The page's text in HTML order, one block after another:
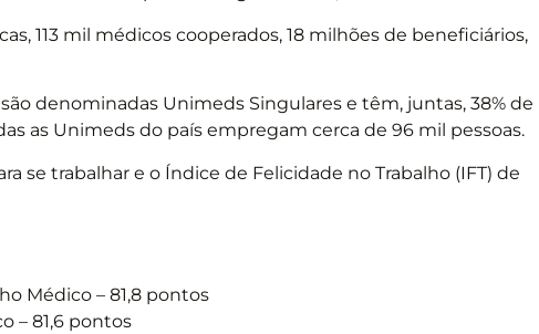
113 mil médicos cooperados, 18 milhões de beneficiários,
denominadas Unimeds Singulares e têm, juntas, 38% de
as Unimeds do país empregam cerca de 96 mil pessoas.
se trabalhar e o Índice de Felicidade no Trabalho (IFT) de
Médico – 81,8 pontos
– 81,6 pontos